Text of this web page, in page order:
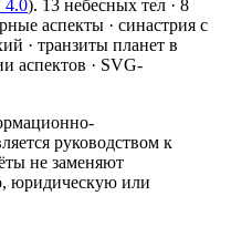
4.0). 13 небесных тел · 8
аспекты · синастрия с
· транзиты планет в
аспектов · SVG-
руководством к
не заменяют
юридическую или